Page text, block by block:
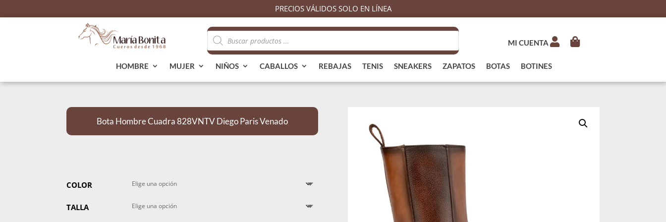
PRECIOS VÁLIDOS SOLO EN LÍNEA
Búsqueda
de
productos
MI CUENTA
HOMBRE MUJER NIÑOS CABALLOS REBAJAS TENIS SNEAKERS ZAPATOS BOTAS BOTINES
Bota Hombre Cuadra 828VNTV Diego Paris Venado
COLOR
TALLA